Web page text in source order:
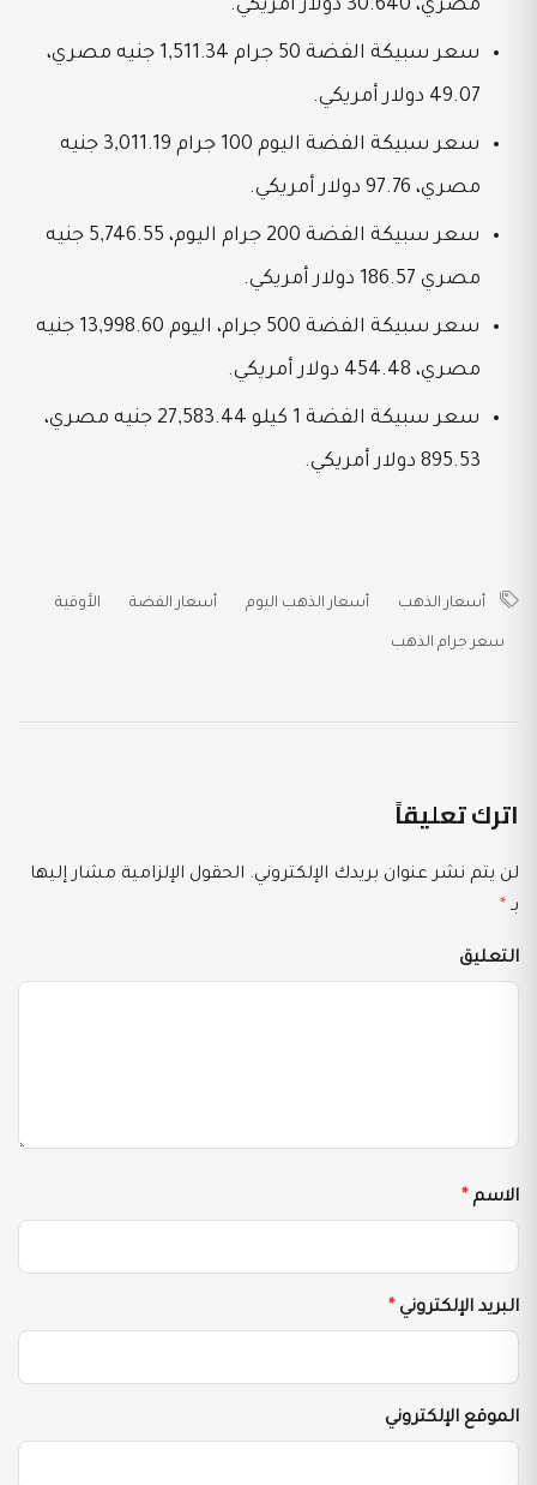
مصري، 30.640 دولار أمريكي.
سعر سبيكة الفضة 50 جرام 1,511.34 جنيه مصري،
49.07 دولار أمريكي.
سعر سبيكة الفضة اليوم 100 جرام 3,011.19 جنيه
مصري، 97.76 دولار أمريكي.
سعر سبيكة الفضة 200 جرام اليوم، 5,746.55 جنيه
مصري 186.57 دولار أمريكي.
سعر سبيكة الفضة 500 جرام، اليوم 13,998.60 جنيه
مصري، 454.48 دولار أمريكي.
سعر سبيكة الفضة 1 كيلو 27,583.44 جنيه مصري،
895.53 دولار أمريكي.
أسعار الذهب أسعار الذهب اليوم أسعار الفضة الأوقية
سعر جرام الذهب
اترك تعليقاً
لن يتم نشر عنوان بريدك الإلكتروني. الحقول الإلزامية مشار إليها
بـ *
التعليق
الاسم *
البريد الإلكتروني *
الموقع الإلكتروني